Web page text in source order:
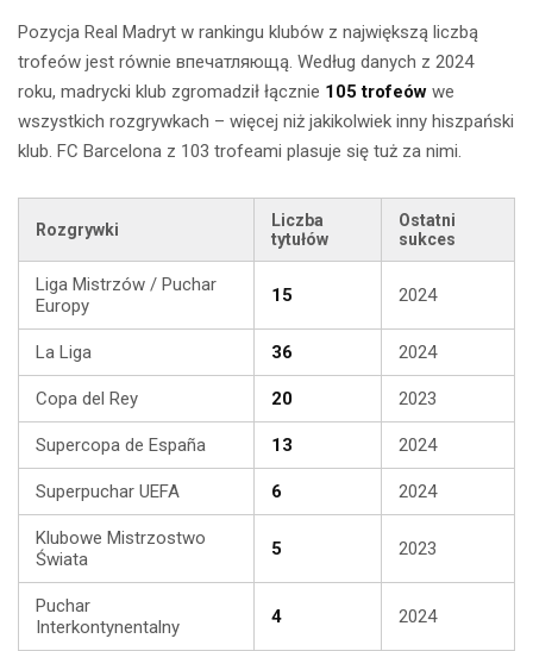
Pozycja Real Madryt w rankingu klubów z największą liczbą
trofeów jest równie впечатляющą. Według danych z 2024
roku, madrycki klub zgromadził łącznie 105 trofeów we
wszystkich rozgrywkach – więcej niż jakikolwiek inny hiszpański
klub. FC Barcelona z 103 trofeami plasuje się tuż za nimi.
Rozgrywki
Liczba
tytułów
Ostatni
sukces
Liga Mistrzów / Puchar
Europy
15 2024
La Liga 36 2024
Copa del Rey 20 2023
Supercopa de España 13 2024
Superpuchar UEFA 6 2024
Klubowe Mistrzostwo
Świata
5 2023
Puchar
Interkontynentalny
4 2024